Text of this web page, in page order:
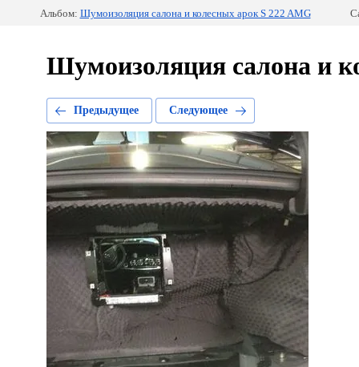
Альбом: Шумоизоляция салона и колесных арок S 222 AMG
Шумоизоляция салона и
Предыдущее Следующее